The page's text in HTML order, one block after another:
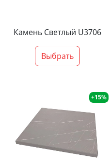
Камень Светлый U3706
Выбрать
+15%